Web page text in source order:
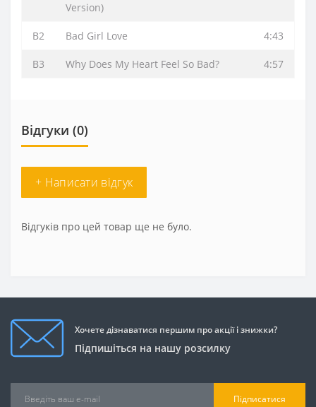
Version)
B2 Bad Girl Love 4:43
B3 Why Does My Heart Feel So Bad? 4:57
Відгуки (0)
+ Написати відгук
Відгуків про цей товар ще не було.
Хочете дізнаватися першим про акції і знижки?
Підпишіться на нашу розсилку
Підписатися